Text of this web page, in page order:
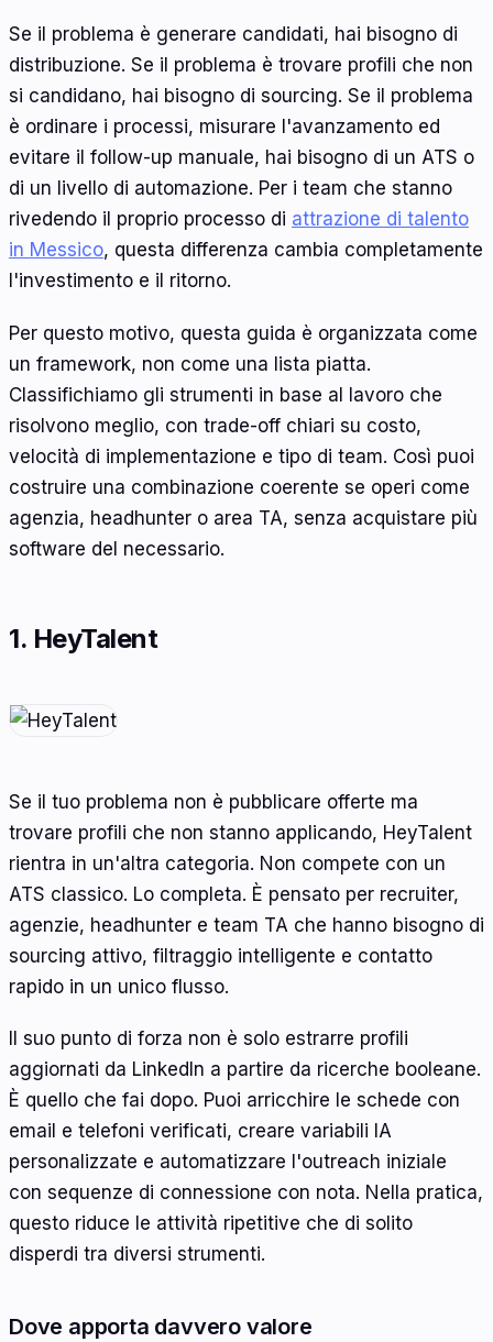
Se il problema è generare candidati, hai bisogno di
distribuzione. Se il problema è trovare profili che non
si candidano, hai bisogno di sourcing. Se il problema
è ordinare i processi, misurare l'avanzamento ed
evitare il follow-up manuale, hai bisogno di un ATS o
di un livello di automazione. Per i team che stanno
rivedendo il proprio processo di attrazione di talento
in Messico, questa differenza cambia completamente
l'investimento e il ritorno.
Per questo motivo, questa guida è organizzata come
un framework, non come una lista piatta.
Classifichiamo gli strumenti in base al lavoro che
risolvono meglio, con trade-off chiari su costo,
velocità di implementazione e tipo di team. Così puoi
costruire una combinazione coerente se operi come
agenzia, headhunter o area TA, senza acquistare più
software del necessario.
1. HeyTalent
Se il tuo problema non è pubblicare offerte ma
trovare profili che non stanno applicando, HeyTalent
rientra in un'altra categoria. Non compete con un
ATS classico. Lo completa. È pensato per recruiter,
agenzie, headhunter e team TA che hanno bisogno di
sourcing attivo, filtraggio intelligente e contatto
rapido in un unico flusso.
Il suo punto di forza non è solo estrarre profili
aggiornati da LinkedIn a partire da ricerche booleane.
È quello che fai dopo. Puoi arricchire le schede con
email e telefoni verificati, creare variabili IA
personalizzate e automatizzare l'outreach iniziale
con sequenze di connessione con nota. Nella pratica,
questo riduce le attività ripetitive che di solito
disperdi tra diversi strumenti.
Dove apporta davvero valore